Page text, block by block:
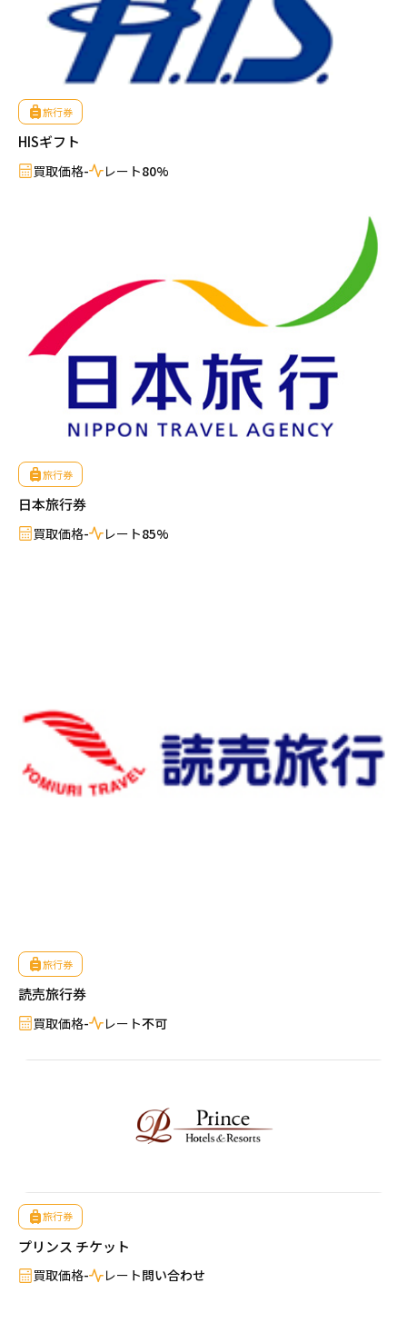
売りたい金券の買取価格を検索
旅行券
HISギフト
買取価格- レート80%
旅行券
日本旅行券
買取価格- レート85%
旅行券
読売旅行券
買取価格- レート不可
旅行券
プリンス チケット
買取価格- レート問い合わせ